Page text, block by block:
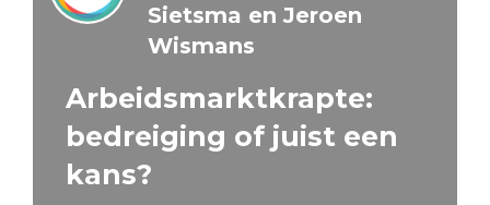
Sietsma en Jeroen
Wismans
Arbeidsmarktkrapte:
bedreiging of juist een
kans?